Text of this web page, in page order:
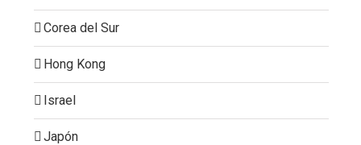
Corea del Sur
Hong Kong
Israel
Japón